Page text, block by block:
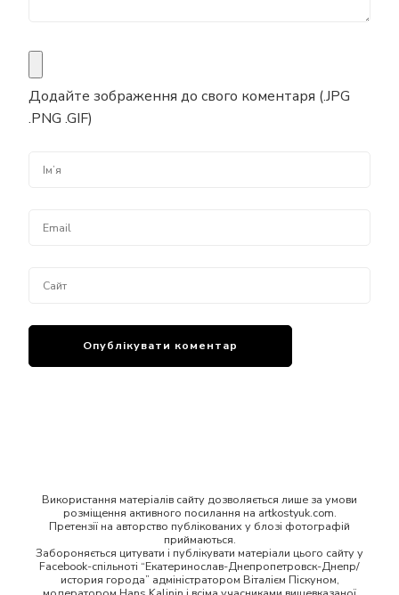
Додайте зображення до свого коментаря (.JPG
.PNG .GIF)
Використання матеріалів сайту дозволяється лише за умови
розміщення активного посилання на artkostyuk.com.
Претензії на авторство публікованих у блозі фотографій
приймаються.
Забороняється цитувати і публікувати матеріали цього сайту у
Facebook-спільноті “Екатеринослав-Днепропетровск-Днепр/
история города” адміністратором Віталієм Піскуном,